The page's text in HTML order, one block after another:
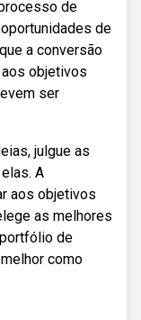
de
de
a conversão
objetivos
ser
julgue as
A
aos objetivos
as melhores
de
como